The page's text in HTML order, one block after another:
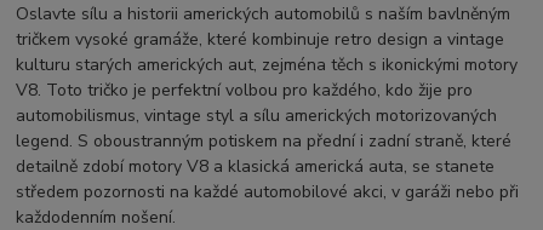
Oslavte sílu a historii amerických automobilů s naším bavlněným
tričkem vysoké gramáže, které kombinuje retro design a vintage
kulturu starých amerických aut, zejména těch s ikonickými motory
V8. Toto tričko je perfektní volbou pro každého, kdo žije pro
automobilismus, vintage styl a sílu amerických motorizovaných
legend. S oboustranným potiskem na přední i zadní straně, které
detailně zdobí motory V8 a klasická americká auta, se stanete
středem pozornosti na každé automobilové akci, v garáži nebo při
každodenním nošení.